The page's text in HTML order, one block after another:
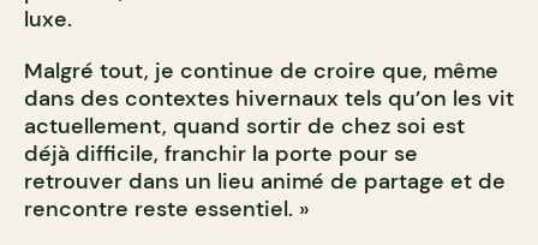
luxe.
Malgré tout, je continue de croire que, même
dans des contextes hivernaux tels qu’on les vit
actuellement, quand sortir de chez soi est
déjà difficile, franchir la porte pour se
retrouver dans un lieu animé de partage et de
rencontre reste essentiel. »